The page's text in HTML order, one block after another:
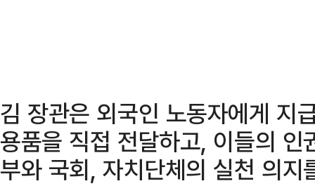
김 장관은 외국인 노동자에게 지
용품을 직접 전달하고, 이들의
부와 국회, 자치단체의 실천 의지